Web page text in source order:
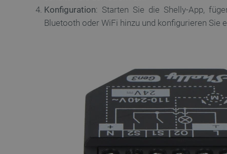
Konfiguration: Starten Sie die Shelly-App,
Bluetooth oder WiFi hinzu und konfigurieren Sie
critAccountId
PrestaShop-